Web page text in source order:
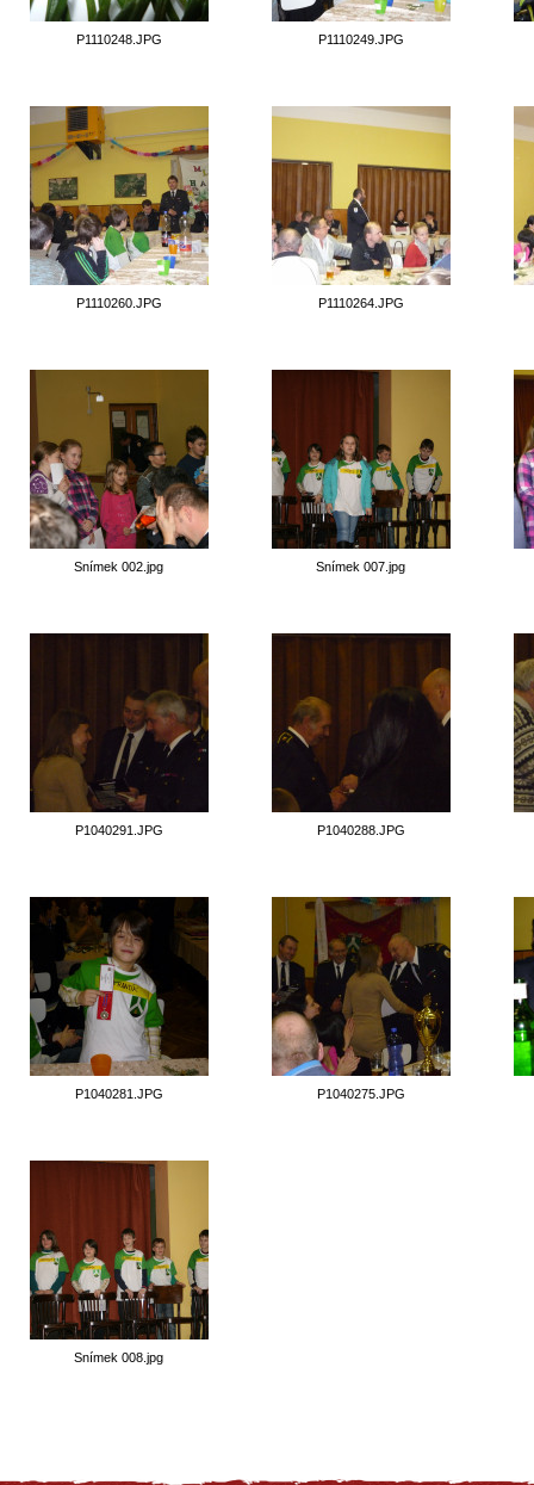
P1110248.JPG P1110249.JPG
P1110260.JPG P1110264.JPG
Snímek 002.jpg Snímek 007.jpg
P1040291.JPG P1040288.JPG
P1040281.JPG P1040275.JPG
Snímek 008.jpg